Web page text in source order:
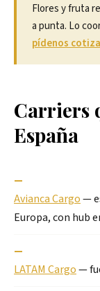
Flores y fruta
a punta. Lo
pídenos
Carriers
España
—
Avianca Cargo—
Europa, con hub
—
LATAM Cargo—